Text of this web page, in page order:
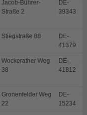
Jacob-Bührer-
Straße 2
DE-
39343
Stiegstraße 88
DE-
41379
Wockerather Weg
38
DE-
41812
Gronenfelder Weg
22
DE-
15234